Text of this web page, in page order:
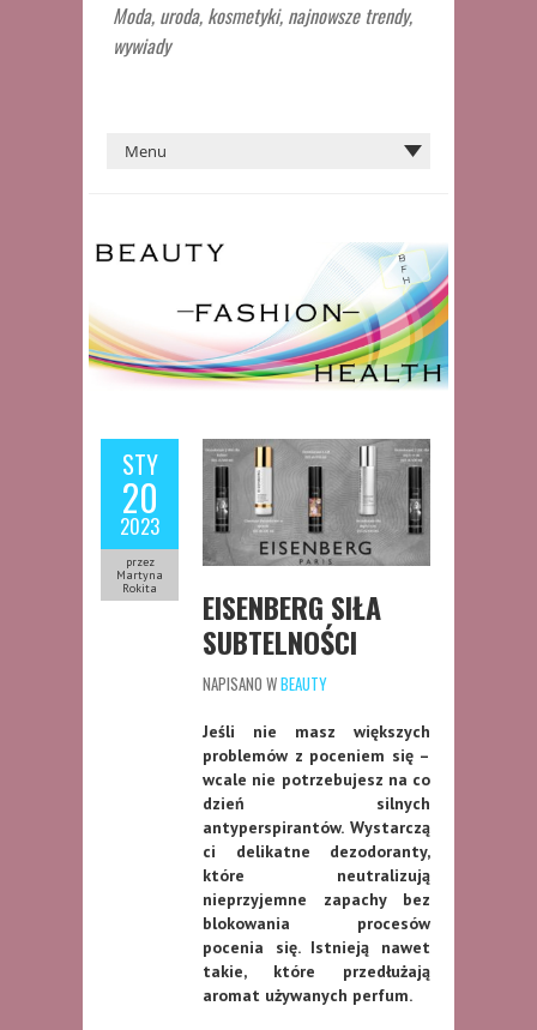
Moda, uroda, kosmetyki, najnowsze trendy,
wywiady
STY
20
2023
przez
Martyna
Rokita
EISENBERG SIŁA
SUBTELNOŚCI
NAPISANO WBEAUTY
Jeśli nie masz większych
problemów z poceniem się –
wcale nie potrzebujesz na co
dzień silnych
antyperspirantów. Wystarczą
ci delikatne dezodoranty,
które neutralizują
nieprzyjemne zapachy bez
blokowania procesów
pocenia się. Istnieją nawet
takie, które przedłużają
aromat używanych perfum.